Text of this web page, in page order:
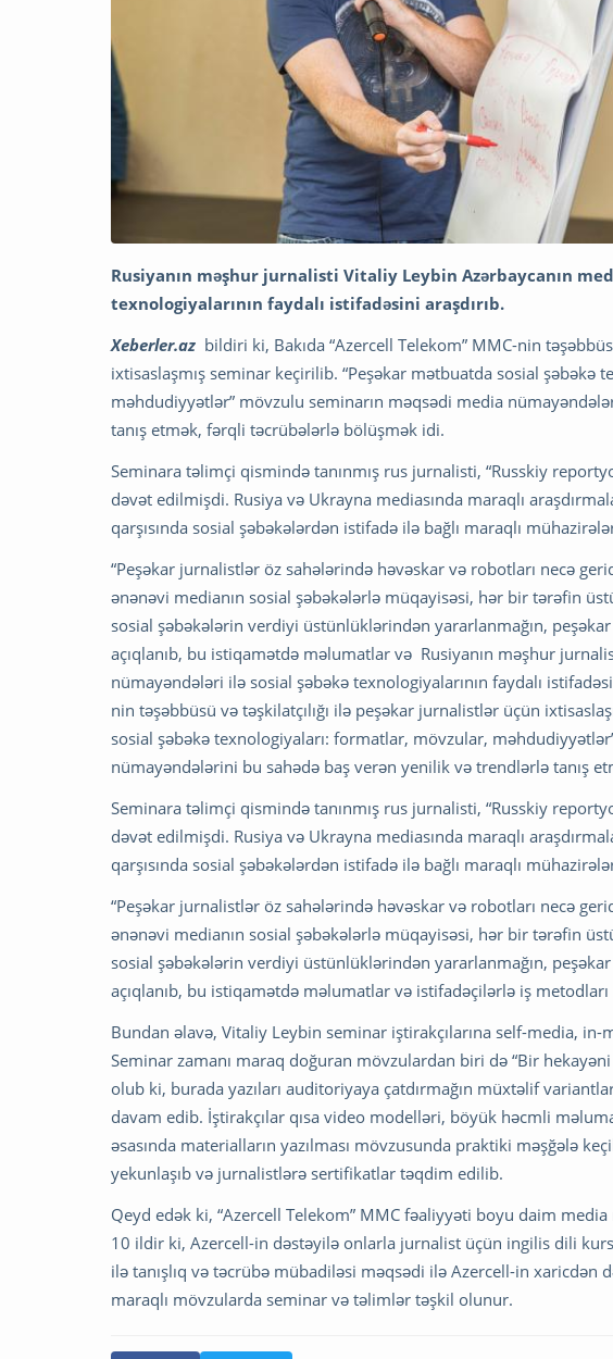
Rusiyanın məşhur jurnalisti Vitaliy Leybin Azərbaycanın
texnologiyalarının faydalı istifadəsini araşdırıb.
Xeberler.az bildiri ki, Bakıda “Azercell Telekom” MMC-nin
ixtisaslaşmış seminar keçirilib. “Peşəkar mətbuatda sosial şəbəkə
məhdudiyyətlər” mövzulu seminarın məqsədi media
tanış etmək, fərqli təcrübələrlə bölüşmək idi.
Seminara təlimçi qismində tanınmış rus jurnalisti, “Russkiy
dəvət edilmişdi. Rusiya və Ukrayna mediasında maraqlı
qarşısında sosial şəbəkələrdən istifadə ilə bağlı maraqlı
“Peşəkar jurnalistlər öz sahələrində həvəskar və robotları necə
ənənəvi medianın sosial şəbəkələrlə müqayisəsi, hər bir tərəfin
sosial şəbəkələrin verdiyi üstünlüklərindən yararlanmağın,
açıqlanıb, bu istiqamətdə məlumatlar və Rusiyanın məşhur
nümayəndələri ilə sosial şəbəkə texnologiyalarının faydalı
nin təşəbbüsü və təşkilatçılığı ilə peşəkar jurnalistlər üçün
sosial şəbəkə texnologiyaları: formatlar, mövzular,
nümayəndələrini bu sahədə baş verən yenilik və trendlərlə tanış
Seminara təlimçi qismində tanınmış rus jurnalisti, “Russkiy
dəvət edilmişdi. Rusiya və Ukrayna mediasında maraqlı
qarşısında sosial şəbəkələrdən istifadə ilə bağlı maraqlı
“Peşəkar jurnalistlər öz sahələrində həvəskar və robotları necə
ənənəvi medianın sosial şəbəkələrlə müqayisəsi, hər bir tərəfin
sosial şəbəkələrin verdiyi üstünlüklərindən yararlanmağın,
açıqlanıb, bu istiqamətdə məlumatlar və istifadəçilərlə iş
Bundan əlavə, Vitaliy Leybin seminar iştirakçılarına self-media, in-
Seminar zamanı maraq doğuran mövzulardan biri də “Bir
olub ki, burada yazıları auditoriyaya çatdırmağın müxtəlif
davam edib. İştirakçılar qısa video modelləri, böyük həcmli
əsasında materialların yazılması mövzusunda praktiki məşğələ
yekunlaşıb və jurnalistlərə sertifikatlar təqdim edilib.
Qeyd edək ki, “Azercell Telekom” MMC fəaliyyəti boyu daim
10 ildir ki, Azercell-in dəstəyilə onlarla jurnalist üçün ingilis dili
ilə tanışlıq və təcrübə mübadiləsi məqsədi ilə Azercell-in xaricdən
maraqlı mövzularda seminar və təlimlər təşkil olunur.